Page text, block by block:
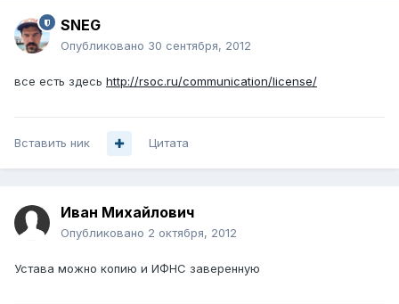
SNEG
Опубликовано 30 сентября, 2012
все есть здесь http://rsoc.ru/communication/license/
Вставить ник Цитата
Иван Михайлович
Опубликовано 2 октября, 2012
Устава можно копию и ИФНС заверенную